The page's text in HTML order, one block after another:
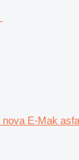
nova E-Mak